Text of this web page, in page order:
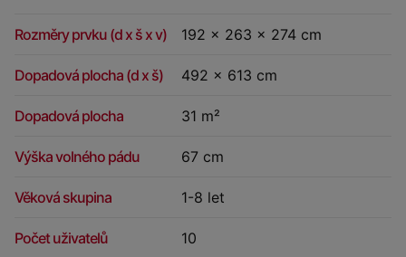
Rozměry prvku (d x š x v) 192 x 263 x 274 cm
Dopadová plocha (d x š) 492 x 613 cm
Dopadová plocha 31 m²
Výška volného pádu 67 cm
Věková skupina 1-8 let
Počet uživatelů 10